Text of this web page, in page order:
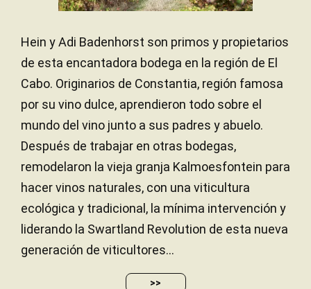
Hein y Adi Badenhorst son primos y propietarios
de esta encantadora bodega en la región de El
Cabo. Originarios de Constantia, región famosa
por su vino dulce, aprendieron todo sobre el
mundo del vino junto a sus padres y abuelo.
Después de trabajar en otras bodegas,
remodelaron la vieja granja Kalmoesfontein para
hacer vinos naturales, con una viticultura
ecológica y tradicional, la mínima intervención y
liderando la Swartland Revolution de esta nueva
generación de viticultores...
>>